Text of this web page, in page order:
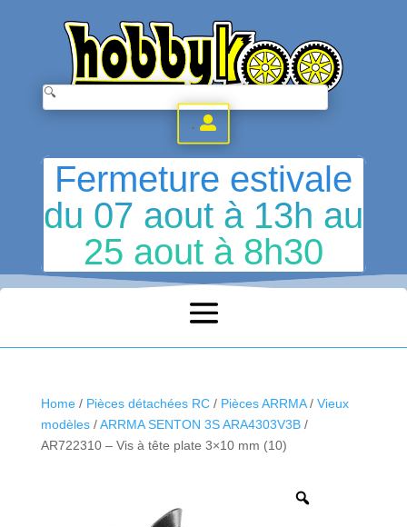
.
Fermeture estivale
du 07 aout à 13h au
25 aout à 8h30
Home/ Pièces détachées RC/ Pièces ARRMA/ Vieux
modèles/ARRMA SENTON 3S ARA4303V3B/
AR722310 – Vis à tête plate 3×10 mm (10)